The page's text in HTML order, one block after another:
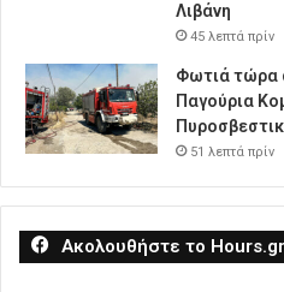
Λιβάνη
45 λεπτά πρίν
Φωτιά τώρα
Παγούρια
51 λεπτά πρίν
Ακολουθήστε το